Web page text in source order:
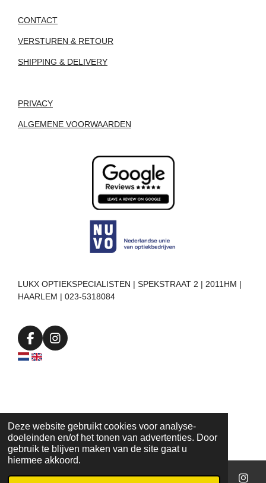
Deze website gebruikt cookies voor analyse-
doeleinden en/of het tonen van advertenties. Door
gebruik te blijven maken van de site gaat u
hiermee akkoord.
CONTACT
VERSTUREN & RETOUR
SHIPPING & DELIVERY
PRIVACY
ALGEMENE VOORWAARDEN
LUKX OPTIEKSPECIALISTEN | SPEKSTRAAT 2 | 2011HM |
HAARLEM | 023-5318084
F
a
o
k
I
r
a
m